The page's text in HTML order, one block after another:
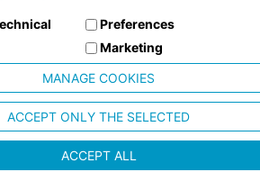
Preferences
Marketing
MANAGE COOKIES
ACCEPT ONLY THE SELECTED
ACCEPT ALL